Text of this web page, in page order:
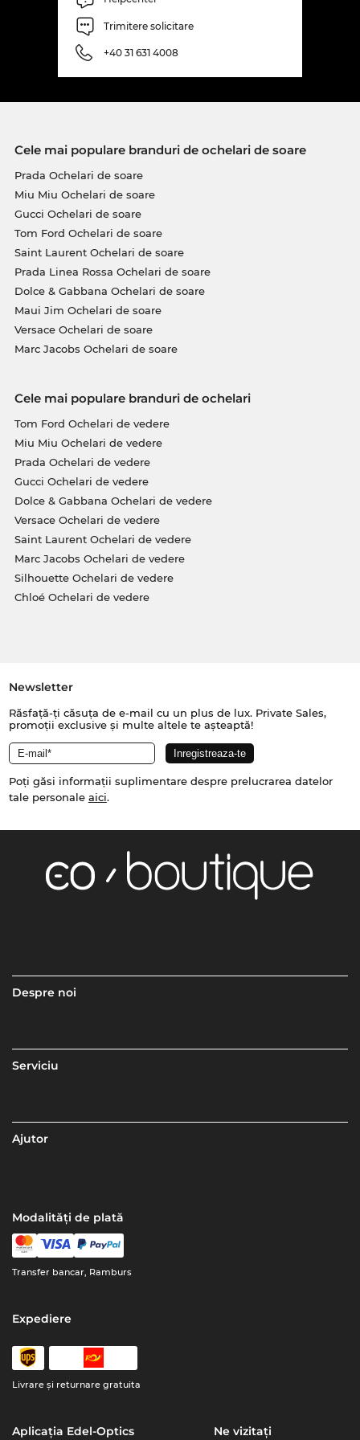
înseamnă preţuri normale, care îţi permit să faci
economii zi de zi.
Trimitere solicitare
+40 31 631 4008
Cele mai populare branduri de ochelari de soare
Prada Ochelari de soare
Miu Miu Ochelari de soare
Gucci Ochelari de soare
Tom Ford Ochelari de soare
Saint Laurent Ochelari de soare
Prada Linea Rossa Ochelari de soare
Dolce & Gabbana Ochelari de soare
Maui Jim Ochelari de soare
Versace Ochelari de soare
Marc Jacobs Ochelari de soare
Cele mai populare branduri de ochelari
Tom Ford Ochelari de vedere
Miu Miu Ochelari de vedere
Prada Ochelari de vedere
Gucci Ochelari de vedere
Dolce & Gabbana Ochelari de vedere
Versace Ochelari de vedere
Saint Laurent Ochelari de vedere
Marc Jacobs Ochelari de vedere
Silhouette Ochelari de vedere
Chloé Ochelari de vedere
Newsletter
Răsfață-ți căsuța de e-mail cu un plus de lux. Private Sales,
promoții exclusive și multe altele te așteaptă!
Poți găsi informații suplimentare despre prelucrarea datelor
tale personale aici.
Despre noi
Serviciu
Ajutor
Modalități de plată
Transfer bancar, Ramburs
Expediere
Livrare şi returnare gratuita
Aplicația Edel-Optics Ne vizitați